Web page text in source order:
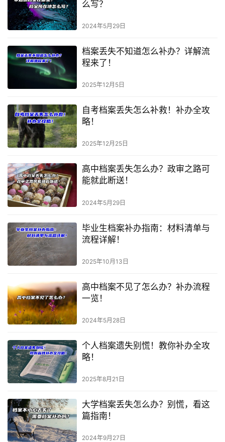
么写？
2024年5月29日
档案丢失不知道怎么补办？详解流
程来了！
2025年12月5日
自考档案丢失怎么补救！补办全攻
略！
2025年12月25日
高中档案丢失怎么办？政审之路可
能就此断送！
2024年5月29日
毕业生档案补办指南：材料清单与
流程详解！
2025年10月13日
高中档案不见了怎么办？补办流程
一览！
2024年5月28日
个人档案遗失别慌！教你补办全攻
略！
2025年8月21日
大学档案丢失怎么办？别慌，看这
篇指南！
2024年9月27日